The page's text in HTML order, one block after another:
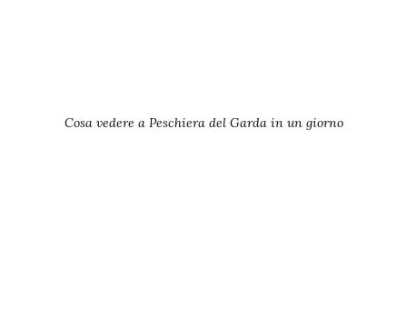
Cosa vedere a Peschiera del Garda in un giorno